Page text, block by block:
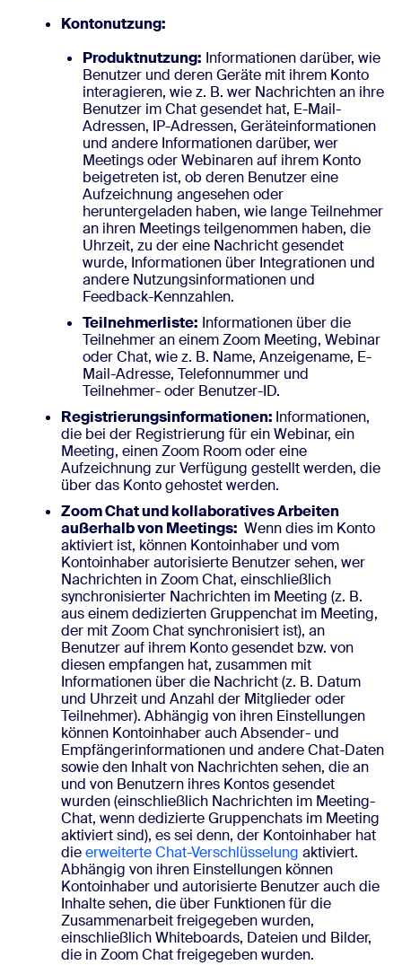
Kontonutzung:
Produktnutzung: Informationen darüber, wie
Benutzer und deren Geräte mit ihrem Konto
interagieren, wie z. B. wer Nachrichten an ihre
Benutzer im Chat gesendet hat, E-Mail-
Adressen, IP-Adressen, Geräteinformationen
und andere Informationen darüber, wer
Meetings oder Webinaren auf ihrem Konto
beigetreten ist, ob deren Benutzer eine
Aufzeichnung angesehen oder
heruntergeladen haben, wie lange Teilnehmer
an ihren Meetings teilgenommen haben, die
Uhrzeit, zu der eine Nachricht gesendet
wurde, Informationen über Integrationen und
andere Nutzungsinformationen und
Feedback-Kennzahlen.
Teilnehmerliste: Informationen über die
Teilnehmer an einem Zoom Meeting, Webinar
oder Chat, wie z. B. Name, Anzeigename, E-
Mail-Adresse, Telefonnummer und
Teilnehmer- oder Benutzer-ID.
Registrierungsinformationen: Informationen,
die bei der Registrierung für ein Webinar, ein
Meeting, einen Zoom Room oder eine
Aufzeichnung zur Verfügung gestellt werden, die
über das Konto gehostet werden.
Zoom Chat und kollaboratives Arbeiten
außerhalb von Meetings: Wenn dies im Konto
aktiviert ist, können Kontoinhaber und vom
Kontoinhaber autorisierte Benutzer sehen, wer
Nachrichten in Zoom Chat, einschließlich
synchronisierter Nachrichten im Meeting (z. B.
aus einem dedizierten Gruppenchat im Meeting,
der mit Zoom Chat synchronisiert ist), an
Benutzer auf ihrem Konto gesendet bzw. von
diesen empfangen hat, zusammen mit
Informationen über die Nachricht (z. B. Datum
und Uhrzeit und Anzahl der Mitglieder oder
Teilnehmer). Abhängig von ihren Einstellungen
können Kontoinhaber auch Absender- und
Empfängerinformationen und andere Chat-Daten
sowie den Inhalt von Nachrichten sehen, die an
und von Benutzern ihres Kontos gesendet
wurden (einschließlich Nachrichten im Meeting-
Chat, wenn dedizierte Gruppenchats im Meeting
aktiviert sind), es sei denn, der Kontoinhaber hat
dieerweiterte Chat-Verschlüsselung aktiviert.
Abhängig von ihren Einstellungen können
Kontoinhaber und autorisierte Benutzer auch die
Inhalte sehen, die über Funktionen für die
Zusammenarbeit freigegeben wurden,
einschließlich Whiteboards, Dateien und Bilder,
die in Zoom Chat freigegeben wurden.